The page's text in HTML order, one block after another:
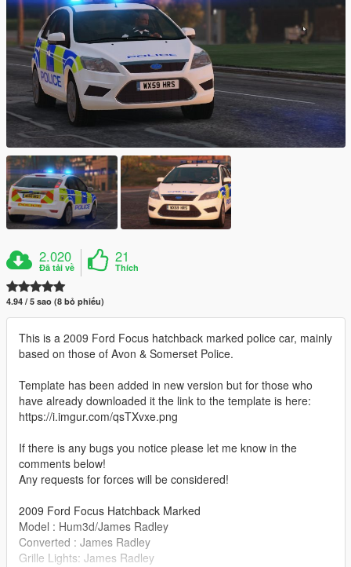
2.020
Đã tải về
21
Thích
4.94 / 5 sao (8 bỏ phiếu)
This is a 2009 Ford Focus hatchback marked police car, mainly
based on those of Avon & Somerset Police.
Template has been added in new version but for those who
have already downloaded it the link to the template is here:
https://i.imgur.com/qsTXvxe.png
If there is any bugs you notice please let me know in the
comments below!
Any requests for forces will be considered!
2009 Ford Focus Hatchback Marked
Model : Hum3d/James Radley
Converted : James Radley
Grille Lights: James Radley